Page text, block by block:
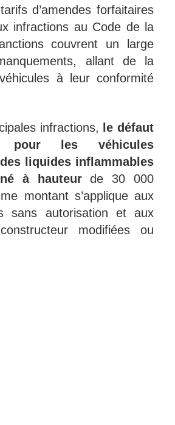
d’amendes forfaitaires
infractions au Code de la
couvrent un large
allant de la
à leur conformité
infractions,
le défaut
pour les véhicules
liquides inflammables
à hauteurde 30 000
montant s’applique aux
sans autorisation et aux
modifiées ou